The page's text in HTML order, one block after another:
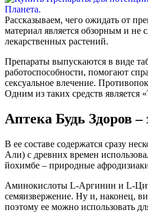
Рассказываем, чего ожидать от
материал является обзорным и не
лекарственных растений.
Препараты выпускаются в виде
работоспособности, помогают
сексуальное влечение.
Одним из таких средств
Аптека Будь Здоров –
В ее составе содержатся сразу
Али) с древних времен
йохимбе – природные
Аминокислоты L-Аргинин и L-
семяизвержение. Ну и, наконец,
поэтому ее можно использовать